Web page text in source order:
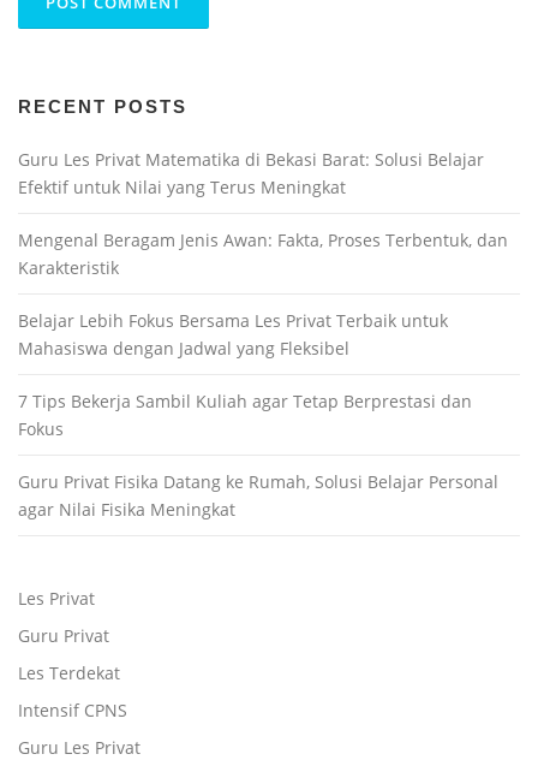
RECENT POSTS
Guru Les Privat Matematika di Bekasi Barat: Solusi Belajar
Efektif untuk Nilai yang Terus Meningkat
Mengenal Beragam Jenis Awan: Fakta, Proses Terbentuk, dan
Karakteristik
Belajar Lebih Fokus Bersama Les Privat Terbaik untuk
Mahasiswa dengan Jadwal yang Fleksibel
7 Tips Bekerja Sambil Kuliah agar Tetap Berprestasi dan
Fokus
Guru Privat Fisika Datang ke Rumah, Solusi Belajar Personal
agar Nilai Fisika Meningkat
Les Privat
Guru Privat
Les Terdekat
Intensif CPNS
Guru Les Privat